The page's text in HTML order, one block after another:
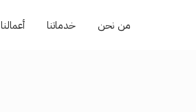
من نحن خدماتنا أعمالنا